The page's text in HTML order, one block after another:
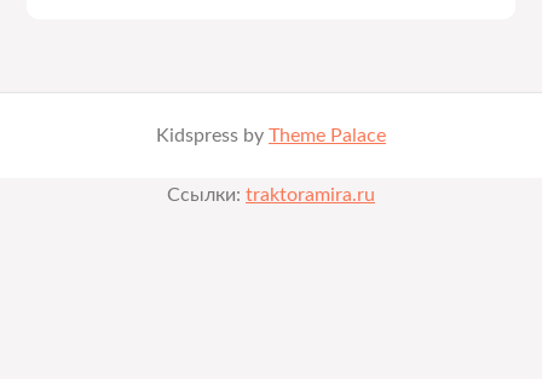
Kidspress by Theme Palace
Ссылки: traktoramira.ru